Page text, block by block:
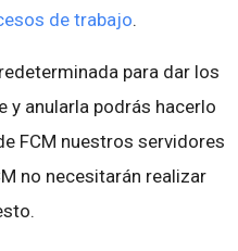
de trabajo.
para dar los
y anularla podrás hacerlo
FCM nuestros servidores
no necesitarán realizar